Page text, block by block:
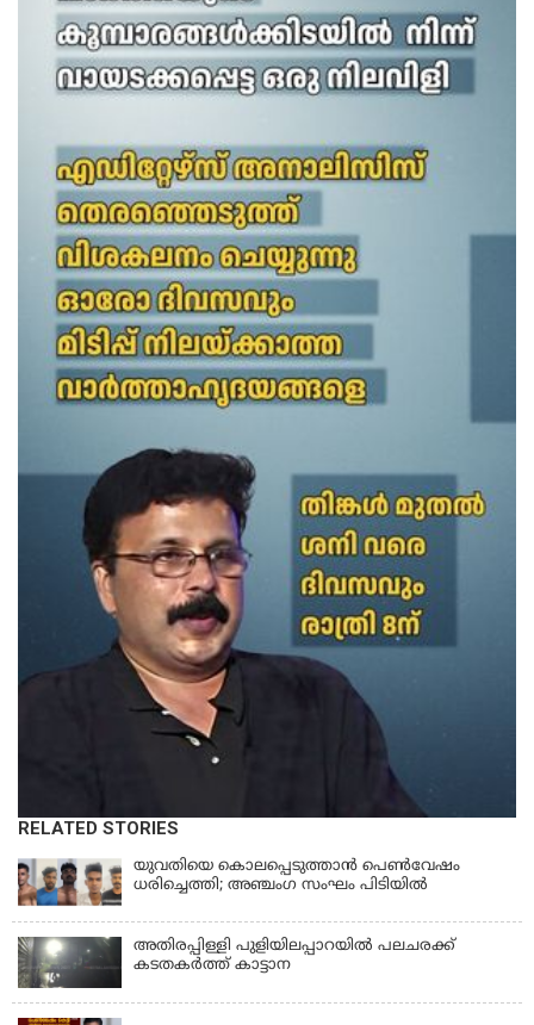
RELATED STORIES
യുവതിയെ കൊലപ്പെടുത്താൻ പെൺവേഷം
ധരിച്ചെത്തി; അഞ്ചംഗ സംഘം പിടിയിൽ
അതിരപ്പിള്ളി പുളിയിലപ്പാറയിൽ പലചരക്ക്
കടതകർത്ത് കാട്ടാന